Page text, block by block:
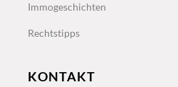
Immogeschichten
Rechtstipps
KONTAKT